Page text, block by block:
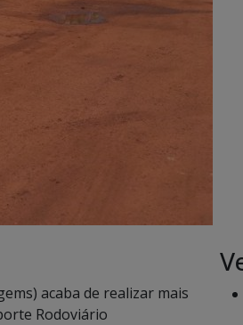
acaba de realizar mais
Rodoviário